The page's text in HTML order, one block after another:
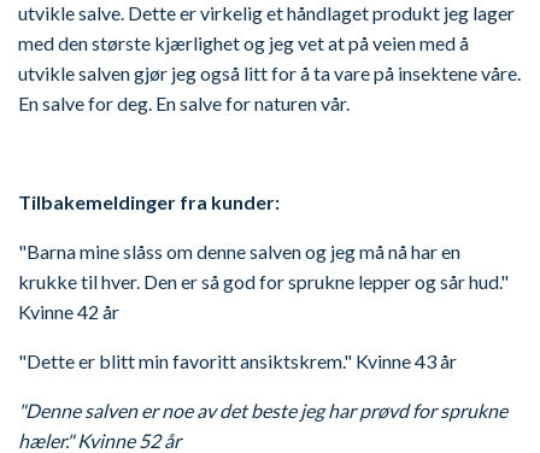
utvikle salve. Dette er virkelig et håndlaget produkt jeg lager
med den største kjærlighet og jeg vet at på veien med å
utvikle salven gjør jeg også litt for å ta vare på insektene våre.
En salve for deg. En salve for naturen vår.
Tilbakemeldinger fra kunder:
"Barna mine slåss om denne salven og jeg må nå har en
krukke til hver. Den er så god for sprukne lepper og sår hud."
Kvinne 42 år
"Dette er blitt min favoritt ansiktskrem." Kvinne 43 år
"Denne salven er noe av det beste jeg har prøvd for sprukne
hæler." Kvinne 52 år